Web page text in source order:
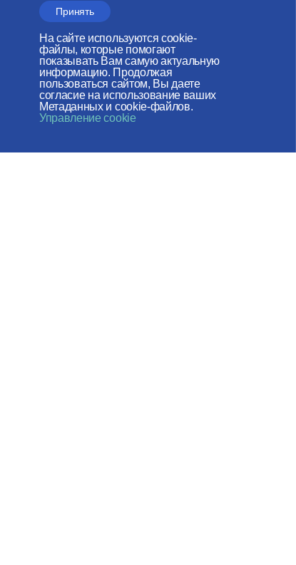
Принять
На сайте используются cookie-
файлы, которые помогают
показывать Вам самую актуальную
информацию. Продолжая
пользоваться сайтом, Вы даете
согласие на использование ваших
Метаданных и cookie-файлов.
Управление cookie
Электронный
журнал
«Церковь и
Время»